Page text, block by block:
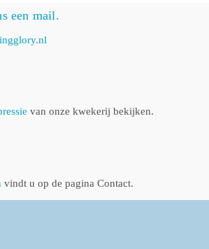
een mail.
van onze kwekerij bekijken.
vindt u op de pagina Contact.